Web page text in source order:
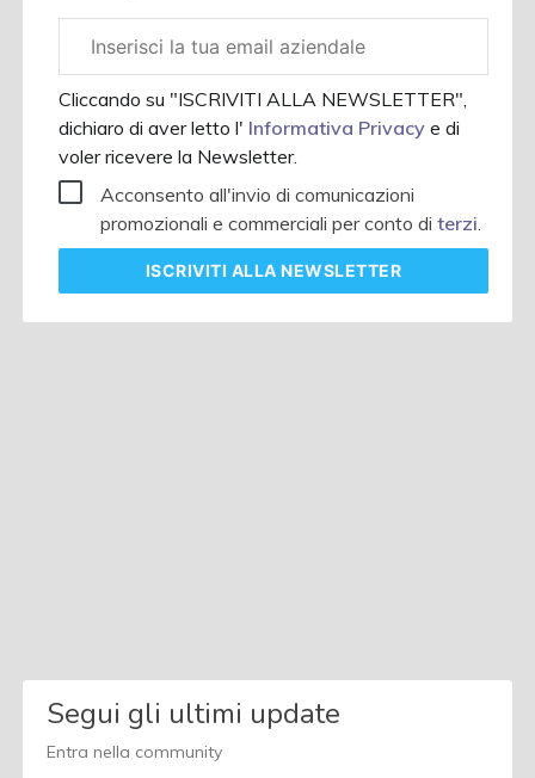
aziendale
Cliccando su "ISCRIVITI ALLA NEWSLETTER",
dichiaro di aver letto l' Informativa Privacye di
voler ricevere la Newsletter.
Acconsento all'invio di comunicazioni
promozionali e commerciali per conto diterzi.
ISCRIVITI ALLA NEWSLETTER
Segui gli ultimi update
Entra nella community